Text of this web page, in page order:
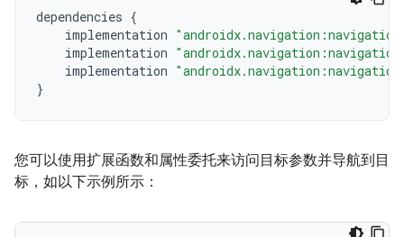
dependencies {
implementation
implementation
implementation
}
您可以使用扩展函数和属性委托来访问目标参数并导航到目
标，如以下示例所示：